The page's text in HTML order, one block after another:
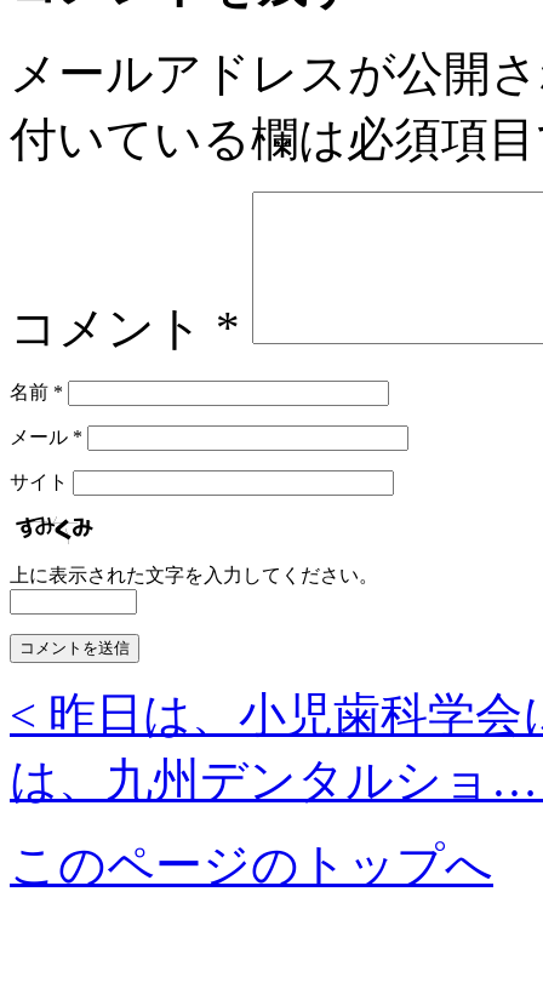
メールアドレスが公開
付いている欄は必須項
コメント *
名前 *
メール *
サイト
上に表示された文字を入力してください。
< 昨日は、小児歯科学
は、九州デンタルショ
このページのトップへ